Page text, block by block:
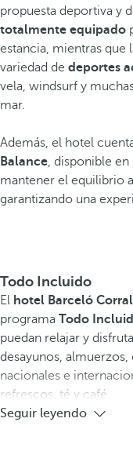
propuesta deportiva y
totalmente equipado
estancia, mientras que
variedad de deportes
vela, windsurf y
mar.
Además, el hotel
Balance, disponible en
mantener el equilibrio
garantizando una
Todo Incluido
El hotel Barceló
programa Todo
puedan relajar y
desayunos, almuerzos,
nacionales e
refrescos, té y café.
Seguir leyendo